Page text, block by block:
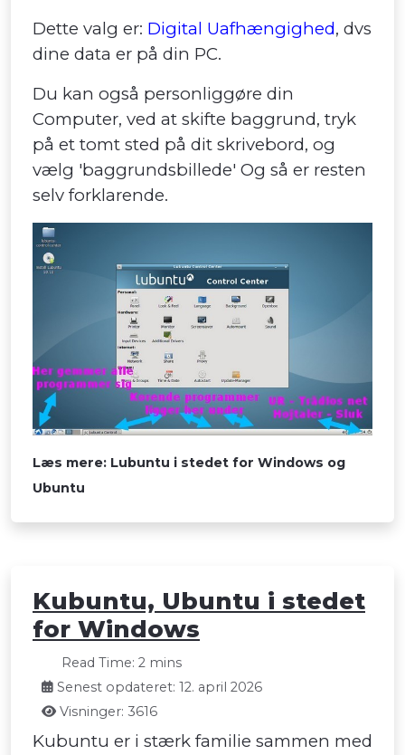
Dette valg er: Digital Uafhængighed, dvs
dine data er på din PC.
Du kan også personliggøre din
Computer, ved at skifte baggrund, tryk
på et tomt sted på dit skrivebord, og
vælg 'baggrundsbillede' Og så er resten
selv forklarende.
Læs mere: Lubuntu i stedet for Windows og
Ubuntu
Kubuntu, Ubuntu i stedet
for Windows
Read Time: 2 mins
Senest opdateret: 12. april 2026
Visninger: 3616
Kubuntu er i stærk familie sammen med